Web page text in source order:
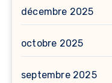
décembre 2025
octobre 2025
septembre 2025